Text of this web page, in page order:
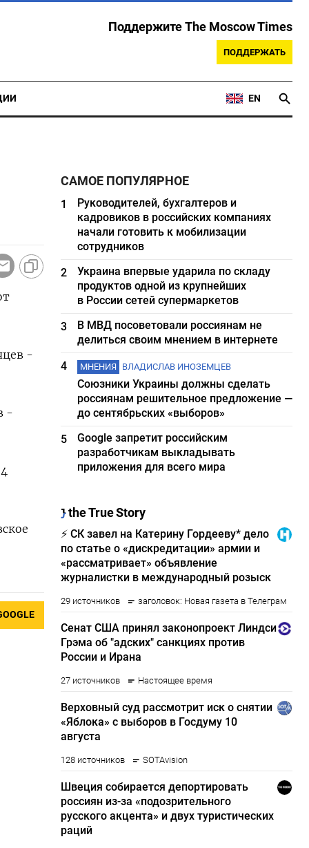
Поддержите The Moscow Times
ПОДДЕРЖАТЬ
EN
-
-
САМОЕ ПОПУЛЯРНОЕ
1
Руководителей, бухгалтеров и
кадровиков в российских компаниях
начали готовить к мобилизации
сотрудников
2
Украина впервые ударила по складу
продуктов одной из крупнейших
в России сетей супермаркетов
3
В МВД посоветовали россиянам не
делиться своим мнением в интернете
4
МНЕНИЯ ВЛАДИСЛАВ ИНОЗЕМЦЕВ
Союзники Украины должны сделать
россиянам решительное предложение —
до сентябрьских «выборов»
5
Google запретит российским
разработчикам выкладывать
приложения для всего мира